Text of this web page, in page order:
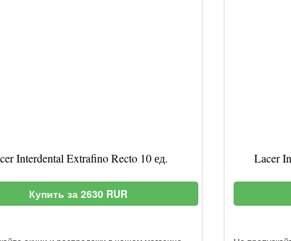
Interdental Extrafino Recto 10 ед.
Купить за 2630 RUR
Lacer